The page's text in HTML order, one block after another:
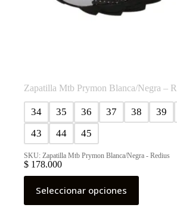
Zapatilla Mtb Prymon Blanca/Negra –
34 35 36 37 38 39
43
44 45
SKU: Zapatilla Mtb Prymon Blanca/Negra - Redius
$ 178.000
Seleccionar opciones
Este
producto
tiene